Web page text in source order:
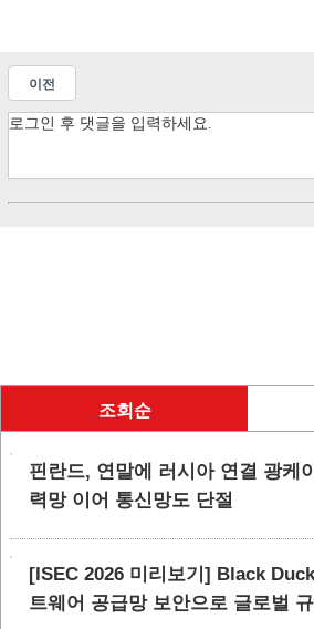
이전
조회순
핀란드, 연말에 러시아 연결 광케
력망 이어 통신망도 단절
[ISEC 2026 미리보기] Black
트웨어 공급망 보안으로 글로벌